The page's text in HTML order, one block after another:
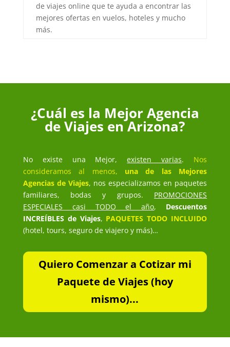
de viajes online que te ayuda a encontrar las
mejores ofertas en vuelos, hoteles y mucho
más.
¿Cuál es la Mejor Agencia
de Viajes en Arizona?
No existe una Mejor,existen varias. Nos
consideramos al menos, una de las Mejores
Agencias de Viajes, nos especializamos en paquetes
familiares, bodas y grupos. PROMOCIONES
ESPECIALES casi TODO el año, Descuentos
INCREÍBLES de Viajes, PAQUETES TODO INCLUIDO
(hotel, tours, seguro de viajero y más)…
Quiero Comenzar a Cotizar mi
Paquete de Viajes (hoy
mismo)...